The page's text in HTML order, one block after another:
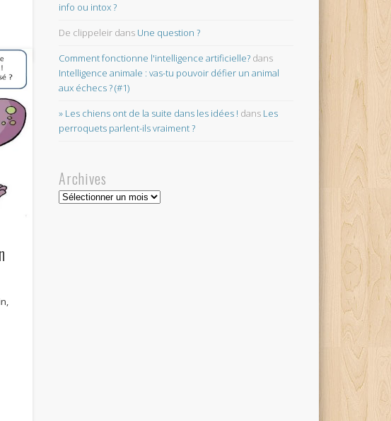
info ou intox ?
De clippeleir dans Une question ?
Comment fonctionne l'intelligence artificielle? dans
Intelligence animale : vas-tu pouvoir défier un animal
aux échecs ? (#1)
» Les chiens ont de la suite dans les idées ! dans Les
perroquets parlent-ils vraiment ?
Archives
Archives